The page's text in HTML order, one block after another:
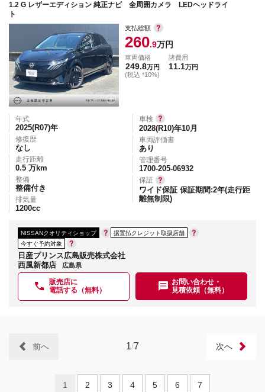
1.2 G レザーエディション 純正ナビ 全周囲カメラ LEDヘッドライ
ト
支払総額
260.9万円
車両価格
249.8万円
(税込 *10%)
諸費用
11.1万円
年式
2025(R07)年
修復歴
なし
走行距離
0.5 万km
整備
整備付き
排気量
1200cc
車検
2028(R10)年10月
車両評価書
あり
管理番号
1700-205-06932
保証
ワイド保証 保証期間:2年(走行距
離無制限)
NISSANクオリティショップ
据置払クレジット取扱店舗
今すぐ予約対象
日産プリンス広島販売株式会社
西風新都店
広島県
販売店に
電話する（無料）
お問い合わせ・
見積依頼（無料）
1/7
前へ 次へ
1 2 3 4 5 6 7